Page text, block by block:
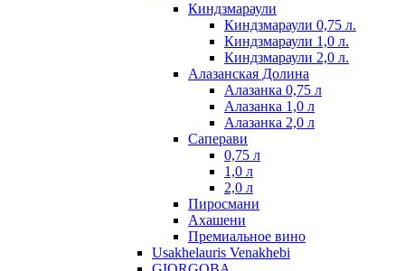
Киндзмараули
Киндзмараули 0,75 л.
Киндзмараули 1,0 л.
Киндзмараули 2,0 л.
Алазанская Долина
Алазанка 0,75 л
Алазанка 1,0 л
Алазанка 2,0 л
Саперави
0,75 л
1,0 л
2,0 л
Пиросмани
Ахашени
Премиальное вино
Usakhelauris Venakhebi